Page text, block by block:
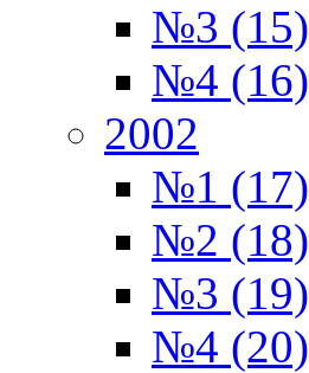
№3 (15)
№4 (16)
2002
№1 (17)
№2 (18)
№3 (19)
№4 (20)